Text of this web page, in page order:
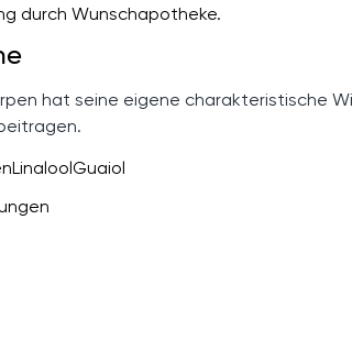
durch Wunschapotheke.
hat seine eigene charakteristische
LinaloolGuaiol